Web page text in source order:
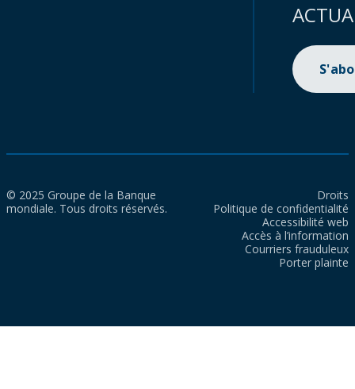
© 2025 Groupe de la Banque
mondiale. Tous droits réservés.
Droits
Politique de confidentialité
Accessibilité web
Accès à l’information
Courriers frauduleux
Porter plainte